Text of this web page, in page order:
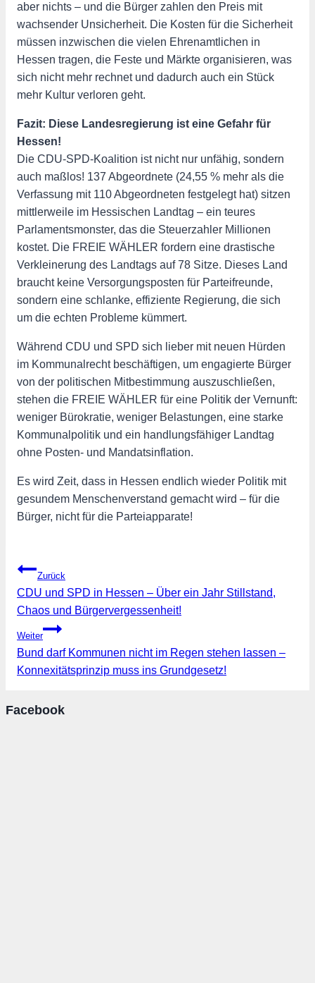
aber nichts – und die Bürger zahlen den Preis mit
wachsender Unsicherheit. Die Kosten für die Sicherheit
müssen inzwischen die vielen Ehrenamtlichen in
Hessen tragen, die Feste und Märkte organisieren, was
sich nicht mehr rechnet und dadurch auch ein Stück
mehr Kultur verloren geht.
Fazit: Diese Landesregierung ist eine Gefahr für
Hessen!
Die CDU-SPD-Koalition ist nicht nur unfähig, sondern
auch maßlos! 137 Abgeordnete (24,55 % mehr als die
Verfassung mit 110 Abgeordneten festgelegt hat) sitzen
mittlerweile im Hessischen Landtag – ein teures
Parlamentsmonster, das die Steuerzahler Millionen
kostet. Die FREIE WÄHLER fordern eine drastische
Verkleinerung des Landtags auf 78 Sitze. Dieses Land
braucht keine Versorgungsposten für Parteifreunde,
sondern eine schlanke, effiziente Regierung, die sich
um die echten Probleme kümmert.
Während CDU und SPD sich lieber mit neuen Hürden
im Kommunalrecht beschäftigen, um engagierte Bürger
von der politischen Mitbestimmung auszuschließen,
stehen die FREIE WÄHLER für eine Politik der Vernunft:
weniger Bürokratie, weniger Belastungen, eine starke
Kommunalpolitik und ein handlungsfähiger Landtag
ohne Posten- und Mandatsinflation.
Es wird Zeit, dass in Hessen endlich wieder Politik mit
gesundem Menschenverstand gemacht wird – für die
Bürger, nicht für die Parteiapparate!
Beitragsnavigation
Zurück
CDU und SPD in Hessen – Über ein Jahr Stillstand,
Chaos und Bürgervergessenheit!
Weiter
Bund darf Kommunen nicht im Regen stehen lassen –
Konnexitätsprinzip muss ins Grundgesetz!
Facebook